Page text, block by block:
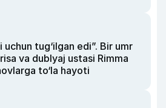
tug‘ilgan edi”. Bir umr
va dublyaj ustasi Rimma
to‘la hayoti